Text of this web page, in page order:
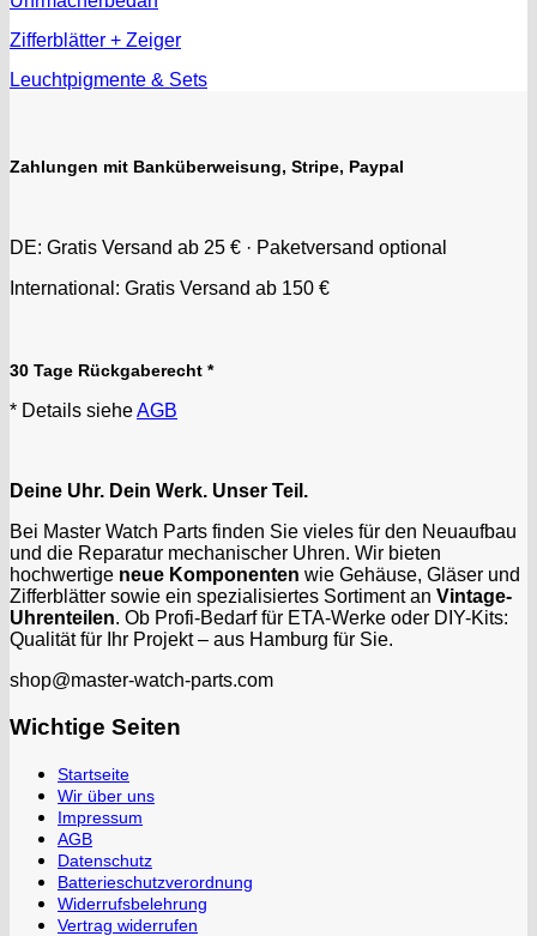
Zifferblätter + Zeiger
Leuchtpigmente & Sets
Zahlungen mit Banküberweisung, Stripe, Paypal
DE: Gratis Versand ab 25 € · Paketversand optional
International: Gratis Versand ab 150 €
30 Tage Rückgaberecht *
* Details sieheAGB
Deine Uhr. Dein Werk. Unser Teil.
Bei Master Watch Parts finden Sie vieles für den Neuaufbau
und die Reparatur mechanischer Uhren. Wir bieten
hochwertige neue Komponenten wie Gehäuse, Gläser und
Zifferblätter sowie ein spezialisiertes Sortiment an Vintage-
Uhrenteilen. Ob Profi-Bedarf für ETA-Werke oder DIY-Kits:
Qualität für Ihr Projekt – aus Hamburg für Sie.
shop@master-watch-parts.com
Wichtige Seiten
Startseite
Wir über uns
Impressum
AGB
Datenschutz
Batterieschutzverordnung
Widerrufsbelehrung
Vertrag widerrufen